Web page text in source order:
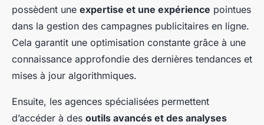
possèdent une expertise et une expérience pointues
dans la gestion des campagnes publicitaires en ligne.
Cela garantit une optimisation constante grâce à une
connaissance approfondie des dernières tendances et
mises à jour algorithmiques.
Ensuite, les agences spécialisées permettent
d’accéder à des outils avancés et des analyses